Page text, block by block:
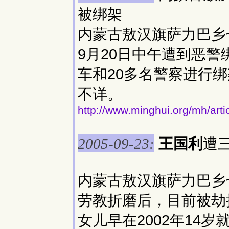
被绑架
内蒙古敖汉旗萨力巴
9月20日中午遭到恶警
车和20多名警察进行
不详。
http://www.minghui.org/mh/
2005-09-23: 王国利 遭
内蒙古敖汉旗萨力巴
劳教折磨后，目前被
女儿早在2002年14岁